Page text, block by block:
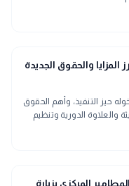
المزايا والحقوق الجديدة
حيز التنفيذ، وأهم الحقوق
والعلاوة الدورية وتنظيم
المركزي بزيارة